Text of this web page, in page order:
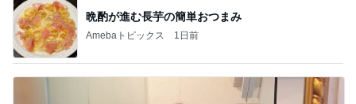
晩酌が進む長芋の簡単おつまみ
Amebaトピックス 1日前